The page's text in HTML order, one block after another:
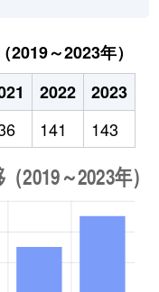
～2023年）
2022
2023
141 143